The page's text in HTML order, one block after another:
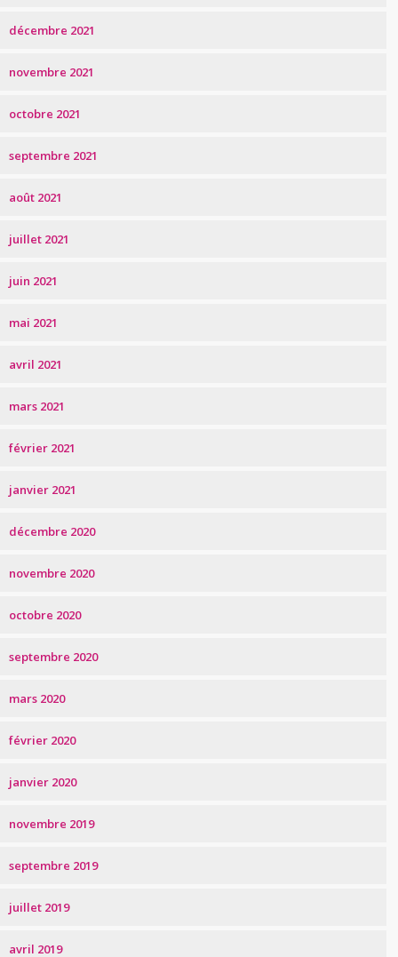
décembre 2021
novembre 2021
octobre 2021
septembre 2021
août 2021
juillet 2021
juin 2021
mai 2021
avril 2021
mars 2021
février 2021
janvier 2021
décembre 2020
novembre 2020
octobre 2020
septembre 2020
mars 2020
février 2020
janvier 2020
novembre 2019
septembre 2019
juillet 2019
avril 2019